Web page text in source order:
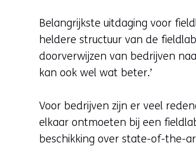
Belangrijkste uitdaging voor
heldere structuur van de
doorverwijzen van bedrijven
kan ook wel wat beter.’
Voor bedrijven zijn er veel
elkaar ontmoeten bij een
beschikking over state-of-the-